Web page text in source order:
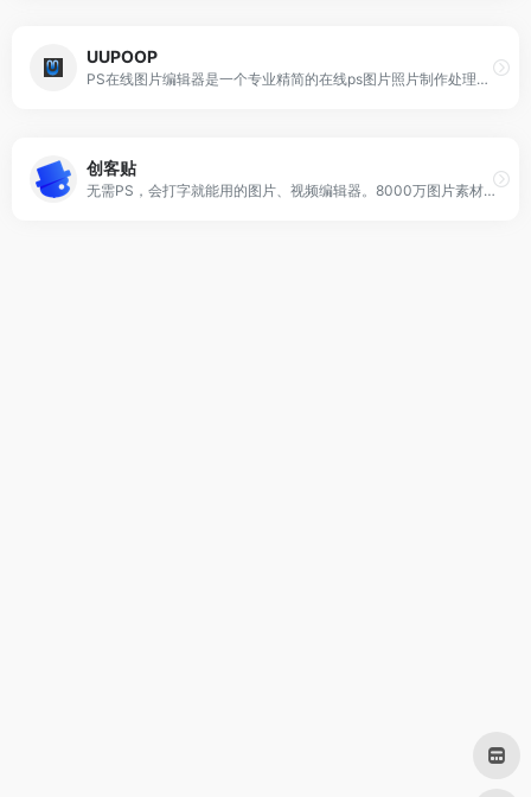
UUPOOP
PS在线图片编辑器是一个专业精简的在线ps图片照片制作处理软件工具，绿色免安装，免下载，直接在浏览器打开就可用它修正，调整和美化图像。
创客贴
无需PS，会打字就能用的图片、视频编辑器。8000万图片素材在线编辑，换图改字生成精美设计。自动抠图，高清背景，设计不求人，商用有版权